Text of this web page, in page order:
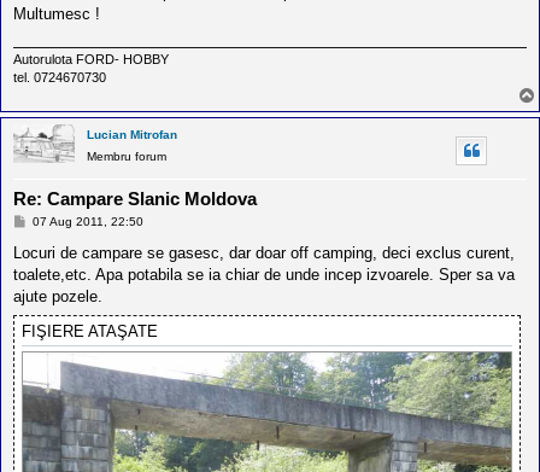
Multumesc !
Autorulota FORD- HOBBY
tel. 0724670730
Lucian Mitrofan
Membru forum
Re: Campare Slanic Moldova
M
s
j
07 Aug 2011, 22:50
Locuri de campare se gasesc, dar doar off camping, deci exclus curent,
toalete,etc. Apa potabila se ia chiar de unde incep izvoarele. Sper sa va
ajute pozele.
FIŞIERE ATAŞATE